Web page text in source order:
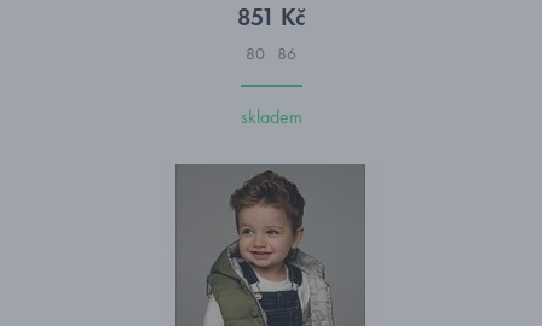
851 Kč
80 86
skladem